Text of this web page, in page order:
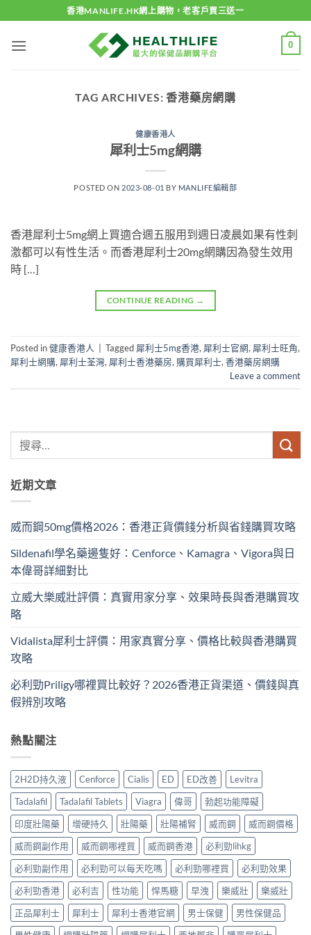
to
content
香港MANLIFE.HK網上購物，老客戶買三送一
0
TAG ARCHIVES:香港藥房網購
健康香港人
犀利士5mg網購
POSTED ON 2023-08-01 BY MANLIFE編輯部
香港犀利士5mg網上買適合週五服用到週日凌晨如果有性刺
激都可以有性生活。而香港犀利士20mg網購因為發生效用
時 […]
CONTINUE READING →
Posted in健康香港人 Tagged 犀利士5mg香港, 犀利士官網, 犀利士旺角,
犀利士網購, 犀利士荃灣, 犀利士香港藥房, 購買犀利士, 香港藥房網購
Leave a comment
近期文章
威而鋼50mg價格2026：香港正貨價錢分析與省錢購買攻略
Sildenafil學名藥邊隻好：Cenforce、Kamagra、Vigora與日
本偉哥詳細對比
立威大樂威壯評價：真實用家分享、效果時長與香港購買攻
略
Vidalista犀利士評價：用家真實分享、價格比較與香港購買
攻略
必利勁Priligy哪裡買比較好？2026香港正貨渠道、價錢與真
假辨別攻略
熱點關注
2H2D持久液 Cenforce Cialis ED ED改善
Levitra
Tadalafil
Tadalafil Tablets Viagra 偉哥
勃起功能障礙
印度壯陽藥
增硬持久 壯陽藥 壯陽補腎 威而鋼
威而鋼價格
威而鋼副作用
威而鋼哪裡買 威而鋼香港
必利勁lihkg
必利勁副作用
必利勁可以每天吃嗎 必利勁哪裡買
必利勁效果
必利勁香港
必利吉 性功能 悍馬糖 早洩 樂威壯
樂威壯
正品犀利士
犀利士 犀利士香港官網 男士保健
男性保健品